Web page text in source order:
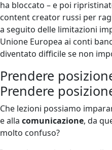
ha bloccato – e poi
content creator russi per
a seguito delle limitazioni
Unione Europea ai conti
diventato difficile se non
Prendere
Prendere
Che lezioni possiamo
e alla comunicazione, da
molto confuso?